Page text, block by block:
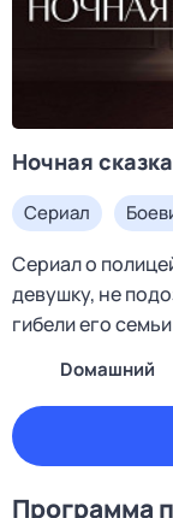
Ночная сказка
Сериал
Сериал о
девушку, не
гибели его семьи
Dомашний
Программа